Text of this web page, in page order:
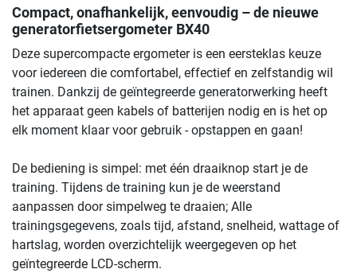
Compact, onafhankelijk, eenvoudig – de nieuwe
generatorfietsergometer BX40
Deze supercompacte ergometer is een eersteklas keuze
voor iedereen die comfortabel, effectief en zelfstandig wil
trainen. Dankzij de geïntegreerde generatorwerking heeft
het apparaat geen kabels of batterijen nodig en is het op
elk moment klaar voor gebruik - opstappen en gaan!
De bediening is simpel: met één draaiknop start je de
training. Tijdens de training kun je de weerstand
aanpassen door simpelweg te draaien; Alle
trainingsgegevens, zoals tijd, afstand, snelheid, wattage of
hartslag, worden overzichtelijk weergegeven op het
geïntegreerde LCD-scherm.